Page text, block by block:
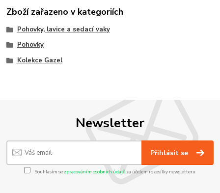
Zboží zařazeno v kategoriích
Pohovky, lavice a sedací vaky
Pohovky
Kolekce Gazel
Newsletter
Přihlásit se
Souhlasím se zpracováním osobních údajůza účelem rozesílky newsletteru.